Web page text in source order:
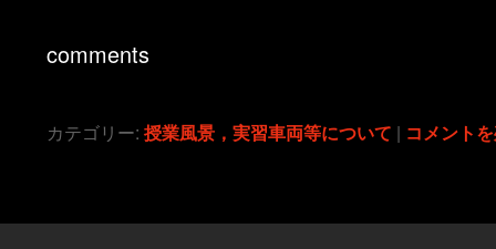
comments
カテゴリー: 授業風景，実習車両等について | コメント